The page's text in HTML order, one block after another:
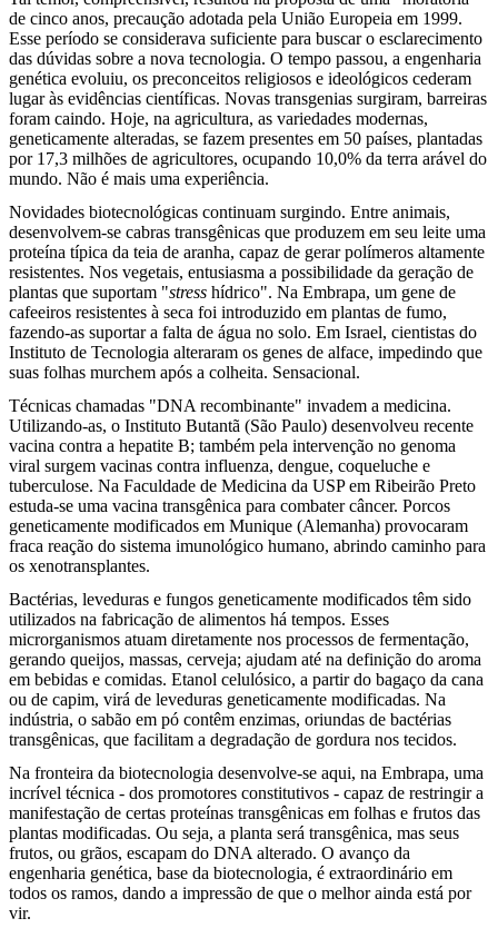
de cinco anos, precaução adotada pela União Europeia em 1999.
Esse período se considerava suficiente para buscar o esclarecimento
das dúvidas sobre a nova tecnologia. O tempo passou, a engenharia
genética evoluiu, os preconceitos religiosos e ideológicos cederam
lugar às evidências científicas. Novas transgenias surgiram, barreiras
foram caindo. Hoje, na agricultura, as variedades modernas,
geneticamente alteradas, se fazem presentes em 50 países, plantadas
por 17,3 milhões de agricultores, ocupando 10,0% da terra arável do
mundo. Não é mais uma experiência.
Novidades biotecnológicas continuam surgindo. Entre animais,
desenvolvem-se cabras transgênicas que produzem em seu leite uma
proteína típica da teia de aranha, capaz de gerar polímeros altamente
resistentes. Nos vegetais, entusiasma a possibilidade da geração de
plantas que suportam "stress hídrico". Na Embrapa, um gene de
cafeeiros resistentes à seca foi introduzido em plantas de fumo,
fazendo-as suportar a falta de água no solo. Em Israel, cientistas do
Instituto de Tecnologia alteraram os genes de alface, impedindo que
suas folhas murchem após a colheita. Sensacional.
Técnicas chamadas "DNA recombinante" invadem a medicina.
Utilizando-as, o Instituto Butantã (São Paulo) desenvolveu recente
vacina contra a hepatite B; também pela intervenção no genoma
viral surgem vacinas contra influenza, dengue, coqueluche e
tuberculose. Na Faculdade de Medicina da USP em Ribeirão Preto
estuda-se uma vacina transgênica para combater câncer. Porcos
geneticamente modificados em Munique (Alemanha) provocaram
fraca reação do sistema imunológico humano, abrindo caminho para
os xenotransplantes.
Bactérias, leveduras e fungos geneticamente modificados têm sido
utilizados na fabricação de alimentos há tempos. Esses
microrganismos atuam diretamente nos processos de fermentação,
gerando queijos, massas, cerveja; ajudam até na definição do aroma
em bebidas e comidas. Etanol celulósico, a partir do bagaço da cana
ou de capim, virá de leveduras geneticamente modificadas. Na
indústria, o sabão em pó contêm enzimas, oriundas de bactérias
transgênicas, que facilitam a degradação de gordura nos tecidos.
Na fronteira da biotecnologia desenvolve-se aqui, na Embrapa, uma
incrível técnica - dos promotores constitutivos - capaz de restringir a
manifestação de certas proteínas transgênicas em folhas e frutos das
plantas modificadas. Ou seja, a planta será transgênica, mas seus
frutos, ou grãos, escapam do DNA alterado. O avanço da
engenharia genética, base da biotecnologia, é extraordinário em
todos os ramos, dando a impressão de que o melhor ainda está por
vir.